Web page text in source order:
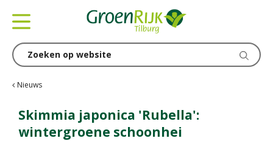
Nieuws
Skimmia japonica 'Rubella':
wintergroene schoonhei